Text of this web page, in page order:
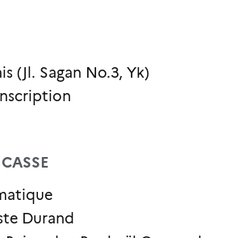
(Jl. Sagan No.3, Yk)
Durand